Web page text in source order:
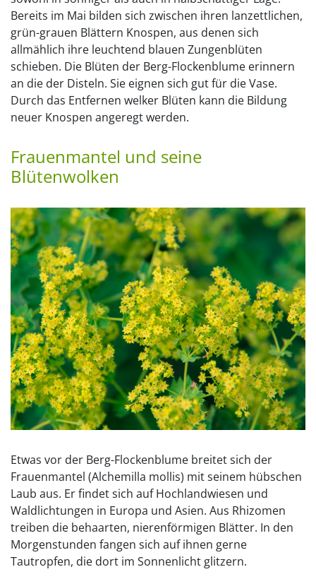
Bereits im Mai bilden sich zwischen ihren lanzettlichen,
grün-grauen Blättern Knospen, aus denen sich
allmählich ihre leuchtend blauen Zungenblüten
schieben. Die Blüten der Berg-Flockenblume erinnern
an die der Disteln. Sie eignen sich gut für die Vase.
Durch das Entfernen welker Blüten kann die Bildung
neuer Knospen angeregt werden.
Frauenmantel und seine
Blütenwolken
Etwas vor der Berg-Flockenblume breitet sich der
Frauenmantel (Alchemilla mollis) mit seinem hübschen
Laub aus. Er findet sich auf Hochlandwiesen und
Waldlichtungen in Europa und Asien. Aus Rhizomen
treiben die behaarten, nierenförmigen Blätter. In den
Morgenstunden fangen sich auf ihnen gerne
Tautropfen, die dort im Sonnenlicht glitzern.